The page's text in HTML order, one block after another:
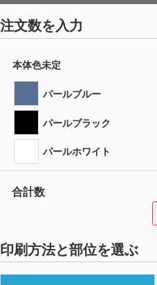
注文数を入力
本体色未定
パールブルー
パールブラック
パールホワイト
合計数
印刷方法と部位を選ぶ